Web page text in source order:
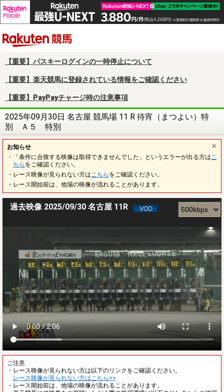
【重要】パスキーログインの一時停止について
【重要】楽天競馬に登録されている情報をご確認ください
【重要】PayPayチャージ時の注意事項
2025年09月30日 名古屋 競馬場 11 R 待宵（まつよい）特
別 Ａ５ 特別
お知らせ
・「条件に合致する映像は取得できませんでした」というエラーが出る方は こ
ちら をご確認ください。
・レース映像が見られない方は こちら をご確認ください。
・レース開始前は、他場の映像が流れることがあります。
過去映像 2025/09/30 名古屋 11R
ご注意
・レース映像が見られない方は以下のリンクをご確認ください。
レース映像が見られない方はこちら>>
・レース開始前は、他場の映像が流れることがあります。